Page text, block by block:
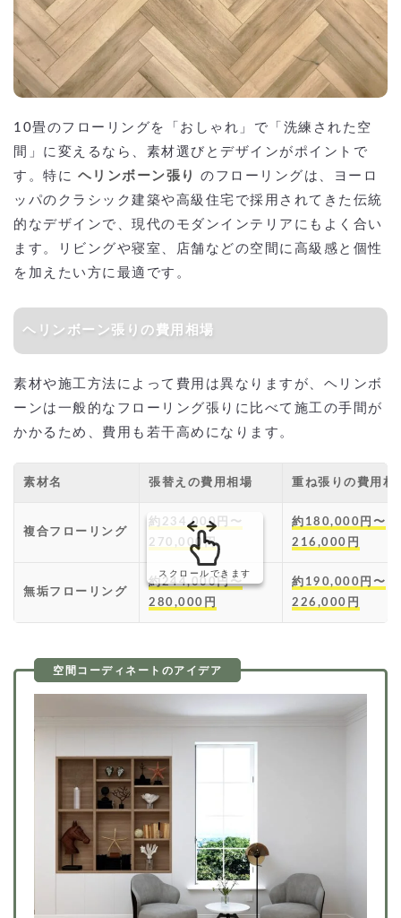
10畳のフローリングを「おしゃれ」で「洗練された空
間」に変えるなら、素材選びとデザインがポイントで
す。特に ヘリンボーン張り
のフローリングは、ヨーロ
ッパのクラシック建築や高級住宅で採用されてきた伝統
的なデザインで、現代のモダンインテリアにもよく合い
ます。リビングや寝室、店舗などの空間に高級感と個性
を加えたい方に最適です。
ヘリンボーン張りの費用相場
素材や施工方法によって費用は異なりますが、ヘリンボ
ーンは一般的なフローリング張りに比べて施工の手間が
かかるため、費用も若干高めになります。
素材名 張替えの費用相場 重ね張りの費用相
複合フローリング
約234,000円〜
270,000円
約180,000円〜
216,000円
無垢フローリング
約244,000円〜
280,000円
約190,000円〜
226,000円
スクロールできます